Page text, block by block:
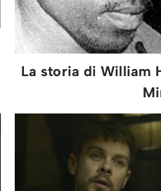
La storia di William